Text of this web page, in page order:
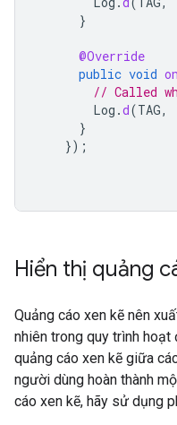
}
@Override
public void
// Called
Log .d(TAG,
}
});
Hiển thị quảng
Quảng cáo xen kẽ nên
nhiên trong quy trình
quảng cáo xen kẽ giữa
người dùng hoàn thành
cáo xen kẽ, hãy sử dụng